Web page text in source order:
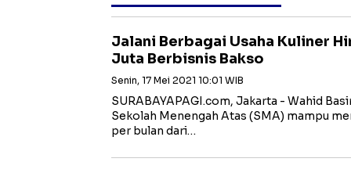
Jalani Berbagai Usaha Kuliner
Juta Berbisnis Bakso
Senin, 17 Mei 2021 10:01 WIB
SURABAYAPAGI.com, Jakarta - Wahid
Sekolah Menengah Atas (SMA) mampu
per bulan dari…